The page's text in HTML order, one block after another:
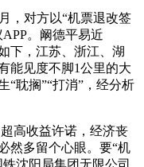
，对方以“机票退改签
。阚德平易近
下，江苏、浙江、湖
能见度不脚1公里的大
“耽搁”“打消”，经分析
高收益许诺，经济丧
然多留个心眼。要“机
沈阳局集团无限公司